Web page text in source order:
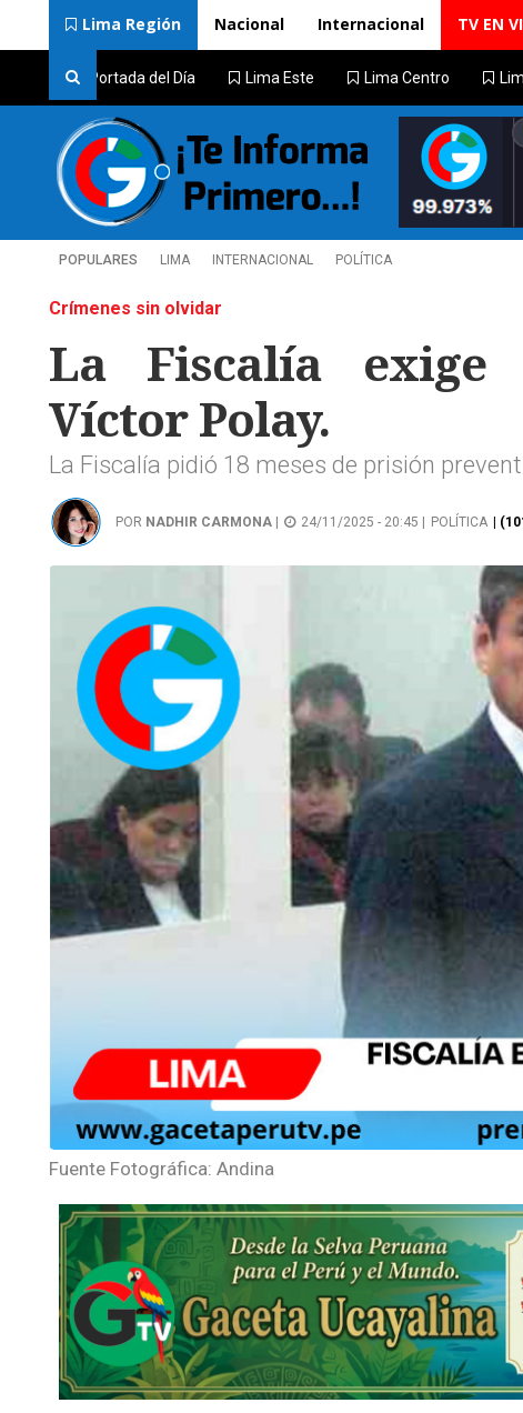
Lima Región Nacional Internacional TV EN
Portada del Día Lima Este Lima Centro
POPULARES LIMA INTERNACIONAL POLÍTICA
Crímenes sin olvidar
La Fiscalía exige
Víctor Polay.
La Fiscalía pidió 18 meses de prisión
POR NADHIR CARMONA 24/11/2025 - 20:45 | POLÍTICA |
Fuente Fotográfica: Andina